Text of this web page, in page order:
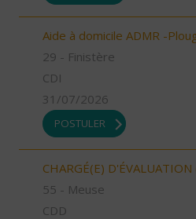
Aide à domicile ADMR -
29 - Finistère
CDI
31/07/2026
POSTULER
CHARGÉ(E)
55 - Meuse
CDD